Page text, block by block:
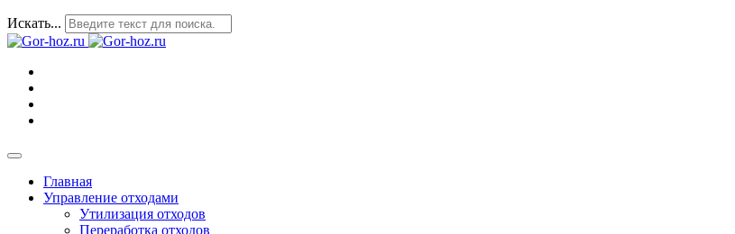
Искать...
Главная
Управление отходами
Утилизация отходов
Переработка отходов